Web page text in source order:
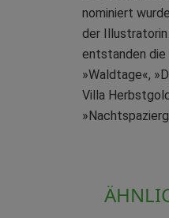
nominiert
der Illustratorin
entstanden die
»Waldtage«,
Villa